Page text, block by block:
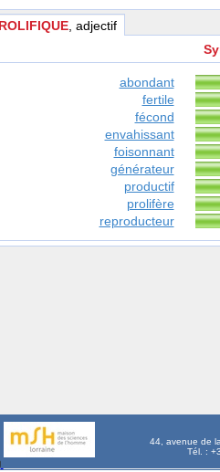
, adjectif
abondant
fertile
fécond
envahissant
foisonnant
générateur
productif
prolifère
reproducteur
44, avenue de
Tél. :